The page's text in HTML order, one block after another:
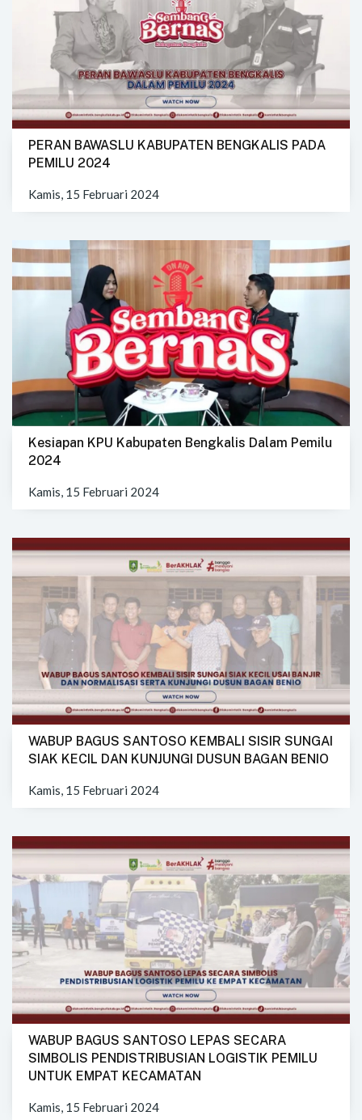
PERAN BAWASLU KABUPATEN BENGKALIS PADA
PEMILU 2024
Kamis, 15 Februari 2024
Kesiapan KPU Kabupaten Bengkalis Dalam Pemilu
2024
Kamis, 15 Februari 2024
WABUP BAGUS SANTOSO KEMBALI SISIR SUNGAI
SIAK KECIL DAN KUNJUNGI DUSUN BAGAN BENIO
Kamis, 15 Februari 2024
WABUP BAGUS SANTOSO LEPAS SECARA
SIMBOLIS PENDISTRIBUSIAN LOGISTIK PEMILU
UNTUK EMPAT KECAMATAN
Kamis, 15 Februari 2024